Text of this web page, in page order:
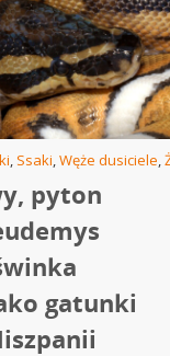
, Ssaki,Węże dusiciele,
pyton
gatunki